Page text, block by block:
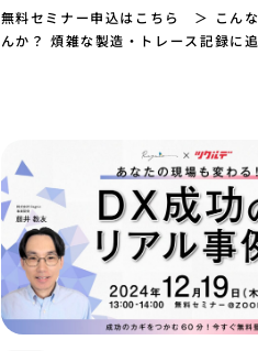
信】
無料セミナー申込はこちら ＞ こん
んか？ 煩雑な製造・トレース記録に